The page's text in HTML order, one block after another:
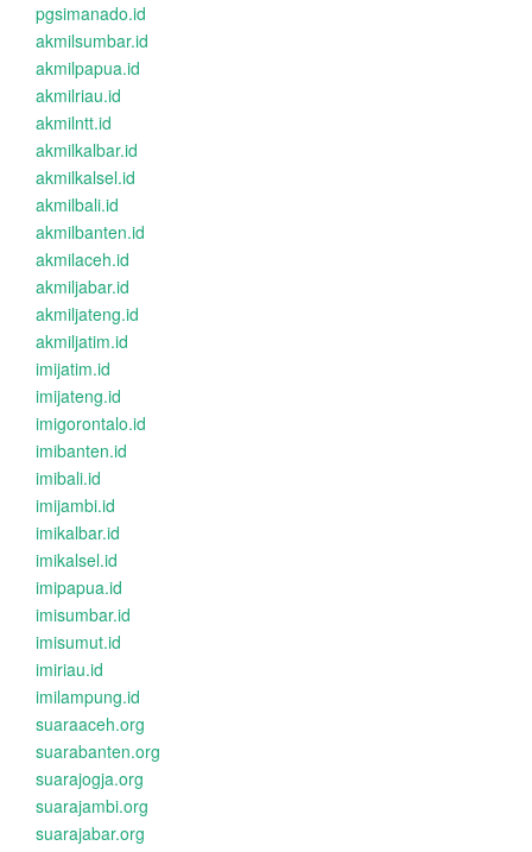
pgsimanado.id
akmilsumbar.id
akmilpapua.id
akmilriau.id
akmilntt.id
akmilkalbar.id
akmilkalsel.id
akmilbali.id
akmilbanten.id
akmilaceh.id
akmiljabar.id
akmiljateng.id
akmiljatim.id
imijatim.id
imijateng.id
imigorontalo.id
imibanten.id
imibali.id
imijambi.id
imikalbar.id
imikalsel.id
imipapua.id
imisumbar.id
imisumut.id
imiriau.id
imilampung.id
suaraaceh.org
suarabanten.org
suarajogja.org
suarajambi.org
suarajabar.org